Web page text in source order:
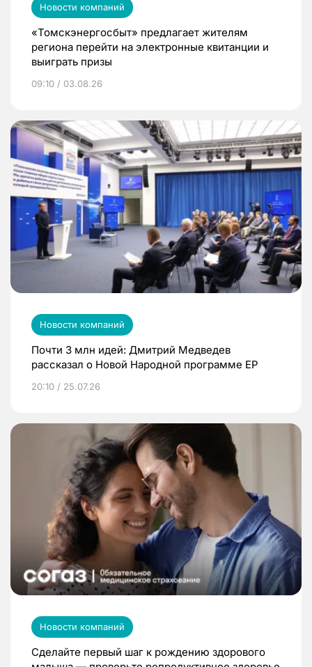
Новости компаний
«Томскэнергосбыт» предлагает жителям
региона перейти на электронные квитанции и
выиграть призы
09:10 / 03.08.26
Новости компаний
Почти 3 млн идей: Дмитрий Медведев
рассказал о Новой Народной программе ЕР
20:10 / 25.07.26
Новости компаний
Сделайте первый шаг к рождению здорового